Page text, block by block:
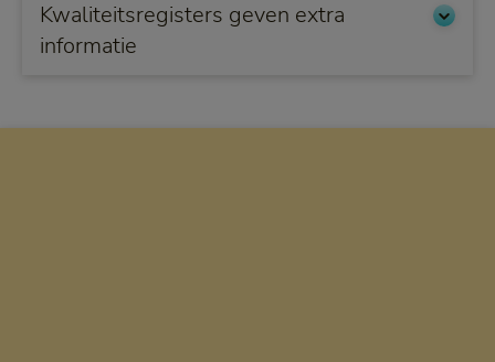
Kwaliteitsregisters geven extra
informatie